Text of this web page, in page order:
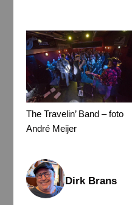
The Travelin’ Band – foto
André Meijer
Dirk Brans